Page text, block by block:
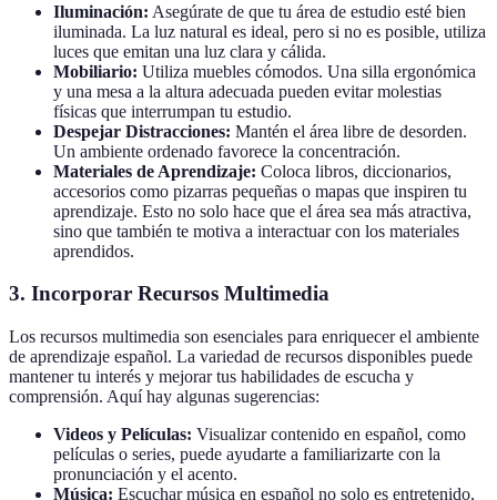
Iluminación: Asegúrate de que tu área de estudio esté bien
iluminada. La luz natural es ideal, pero si no es posible, utiliza
luces que emitan una luz clara y cálida.
Mobiliario: Utiliza muebles cómodos. Una silla ergonómica
y una mesa a la altura adecuada pueden evitar molestias
físicas que interrumpan tu estudio.
Despejar Distracciones: Mantén el área libre de desorden.
Un ambiente ordenado favorece la concentración.
Materiales de Aprendizaje: Coloca libros, diccionarios,
accesorios como pizarras pequeñas o mapas que inspiren tu
aprendizaje. Esto no solo hace que el área sea más atractiva,
sino que también te motiva a interactuar con los materiales
aprendidos.
3. Incorporar Recursos Multimedia
Los recursos multimedia son esenciales para enriquecer el ambiente
de aprendizaje español. La variedad de recursos disponibles puede
mantener tu interés y mejorar tus habilidades de escucha y
comprensión. Aquí hay algunas sugerencias:
Videos y Películas: Visualizar contenido en español, como
películas o series, puede ayudarte a familiarizarte con la
pronunciación y el acento.
Música: Escuchar música en español no solo es entretenido,